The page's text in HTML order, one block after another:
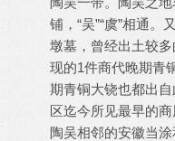
铺，“吴”“虞”相通
墩墓，曾经出土较
现的1件商代晚期青
期青铜大铙也都出
区迄今所见最早的
陶吴相邻的安徽当